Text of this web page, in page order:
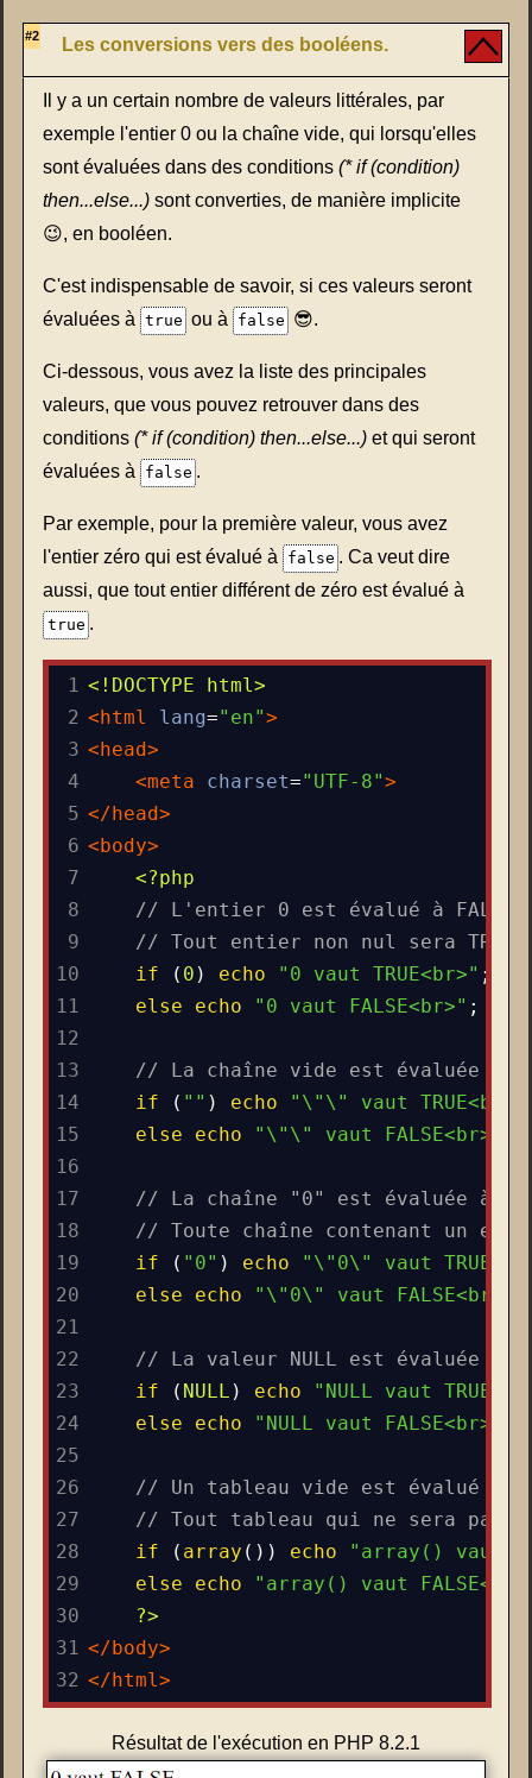
#2 Les conversions vers des booléens.
Il y a un certain nombre de valeurs littérales, par
exemple l'entier 0 ou la chaîne vide, qui lorsqu'elles
sont évaluées dans des conditions (* if (condition)
then...else...) sont converties, de manière implicite
😉, en booléen.
C'est indispensable de savoir, si ces valeurs seront
évaluées à true ou à false 😎.
Ci-dessous, vous avez la liste des principales
valeurs, que vous pouvez retrouver dans des
conditions (* if (condition) then...else...) et qui seront
évaluées à
false .
Par exemple, pour la première valeur, vous avez
l'entier zéro qui est évalué à
false . Ca veut dire
aussi, que tout entier différent de zéro est évalué à
true .
1 <!DOCTYPE html>
2 < html lang="en">
3 < head>
4
<meta charset="UTF-8">
5 </ head>
6 < body>
7
<?php
8
// L'entier 0 est évalué à FALSE
9
// Tout entier non nul sera TRUE
10
if ( 0 ) echo "0 vaut TRUE<br>" ;
11
else echo "0 vaut FALSE<br>" ;
12
13
// La chaîne vide est évaluée à
14
if ( "" ) echo "\"\" vaut TRUE<br>"
15
else echo "\"\" vaut FALSE<br>"
16
17
// La chaîne "0" est évaluée à
18
// Toute chaîne contenant un
19
if ( "0" ) echo
"\"0\" vaut
20
else echo "\"0\" vaut FALSE<br>"
21
22
// La valeur NULL est évaluée à
23
if ( NULL ) echo
"NULL vaut
24
else echo "NULL vaut FALSE<br>"
25
26
// Un tableau vide est évalué à
27
// Tout tableau qui ne sera pas
28
if ( array ()) echo
"array() vaut
29
else echo
"array() vaut
30
?>
31 </ body>
32 </ html>
Résultat de l'exécution en PHP 8.2.1